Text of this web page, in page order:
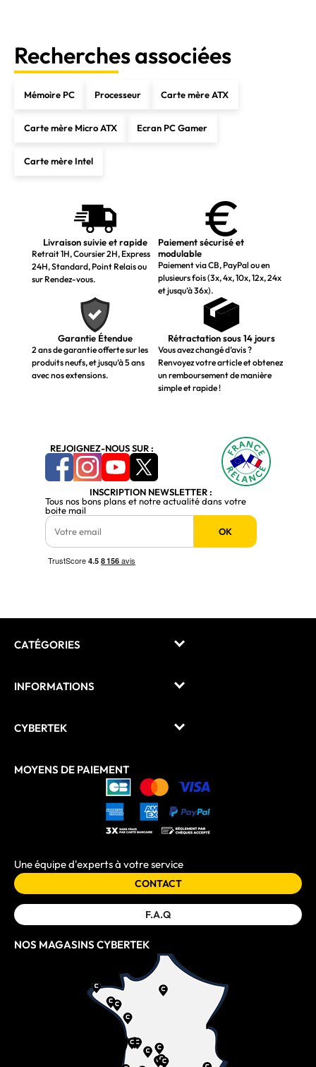
Recherches associées
Mémoire PC Processeur Carte mère ATX
Carte mère Micro ATX Ecran PC Gamer
Carte mère Intel
Livraison suivie et rapide
Retrait 1H, Coursier 2H, Express
24H, Standard, Point Relais ou
sur Rendez-vous.
Paiement sécurisé et
modulable
Paiement via CB, PayPal ou en
plusieurs fois (3x, 4x, 10x, 12x, 24x
et jusqu’à 36x).
Garantie Étendue
2 ans de garantie offerte sur les
produits neufs, et jusqu’à 5 ans
avec nos extensions.
Rétractation sous 14 jours
Vous avez changé d’avis ?
Renvoyez votre article et obtenez
un remboursement de manière
simple et rapide !
REJOIGNEZ-NOUS SUR :
INSCRIPTION NEWSLETTER :
Tous nos bons plans et notre actualité dans votre
boite mail
OK
CATÉGORIES
INFORMATIONS
CYBERTEK
MOYENS DE PAIEMENT
Une équipe d'experts à votre service
CONTACT
F.A.Q
NOS MAGASINS CYBERTEK